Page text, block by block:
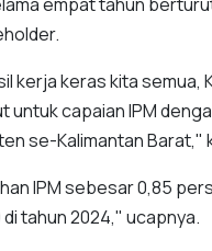
kerja keras kita
capaian IPM
se-Kalimantan Barat,"
IPM sebesar 0,85
di tahun 2024," ucapnya.